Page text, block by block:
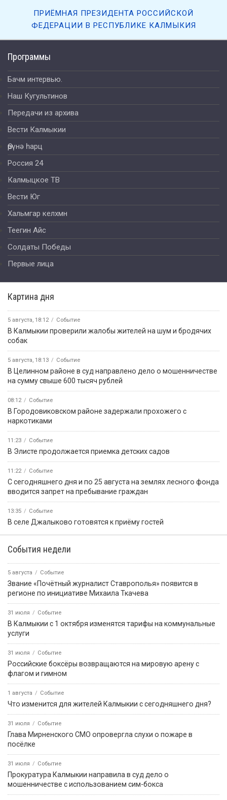
Программы
Бачм интервью.
Наш Кугультинов
Передачи из архива
Вести Калмыкии
Өрүнә һарц
Россия 24
Калмыцкое ТВ
Вести Юг
Хальмгар келхмн
Теегин Айс
Солдаты Победы
Первые лица
Картина дня
5 августа, 18:12 Событие
В Калмыкии проверили жалобы жителей на шум и бродячих
собак
5 августа, 18:13 Событие
В Целинном районе в суд направлено дело о мошенничестве
на сумму свыше 600 тысяч рублей
08:12 Событие
В Городовиковском районе задержали прохожего с
наркотиками
11:23 Событие
В Элисте продолжается приемка детских садов
11:22 Событие
С сегодняшнего дня и по 25 августа на землях лесного фонда
вводится запрет на пребывание граждан
13:35 Событие
В селе Джалыково готовятся к приёму гостей
События недели
5 августа Событие
Звание «Почётный журналист Ставрополья» появится в
регионе по инициативе Михаила Ткачева
31 июля Событие
В Калмыкии с 1 октября изменятся тарифы на коммунальные
услуги
31 июля Событие
Российские боксёры возвращаются на мировую арену с
флагом и гимном
1 августа Событие
Что изменится для жителей Калмыкии с сегодняшнего дня?
31 июля Событие
Глава Мирненского СМО опровергла слухи о пожаре в
посёлке
31 июля Событие
Прокуратура Калмыкии направила в суд дело о
мошенничестве с использованием сим-бокса
ПРИЁМНАЯ ПРЕЗИДЕНТА РОССИЙСКОЙ
ФЕДЕРАЦИИ В РЕСПУБЛИКЕ КАЛМЫКИЯ